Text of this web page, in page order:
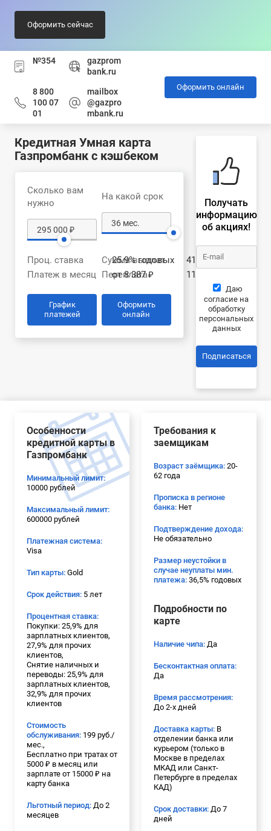
Оформить сейчас
№354
gazprom
bank.ru
8 800
100 07
01
mailbox
@gazpro
mbank.ru
Оформить онлайн
Кредитная Умная карта
Газпромбанк с кэшбеком
Сколько вам
нужно
На какой срок
Проц. ставка
25.9% годовых
Платеж в месяц
от 8 387 ₽
Сумма выплат
412 797 ₽
Переплата
117 797 ₽
График
платежей
Оформить
онлайн
Получать
информацию
об акциях!
Даю
согласие на
обработку
персональных
данных
Подписаться
Особенности
кредитной карты в
Газпромбанк
Минимальный лимит:
10000 рублей
Максимальный лимит:
600000 рублей
Платежная система:
Visa
Тип карты: Gold
Срок действия: 5 лет
Процентная ставка:
Покупки: 25,9% для
зарплатных клиентов,
27,9% для прочих
клиентов,
Cнятие наличных и
переводы: 25,9% для
зарплатных клиентов,
32,9% для прочих
клиентов
Стоимость
обслуживания: 199 руб./
мес.,
Бесплатно при тратах от
5000 ₽ в месяц или
зарплате от 15000 ₽ на
карту банка
Льготный период: До 2
месяцев
Требования к
заемщикам
Возраст заёмщика: 20-
62 года
Прописка в регионе
банка: Нет
Подтверждение дохода:
Не обязательно
Размер неустойки в
случае неуплаты мин.
платежа: 36,5% годовых
Подробности по
карте
Наличие чипа: Да
Бесконтактная оплата:
Да
Время рассмотрения:
До 2-х дней
Доставка карты: В
отделении банка или
курьером (только в
Москве в пределах
МКАД или Санкт-
Петербурге в пределах
КАД)
Срок доставки: До 7
дней